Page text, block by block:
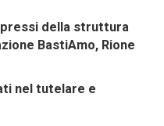
della struttura
BastiAmo, Rione
nel tutelare e